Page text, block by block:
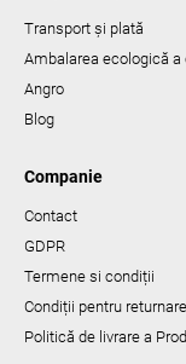
Transport și plată
Ambalarea ecologică a
Angro
Blog
Companie
Contact
GDPR
Termene si condiții
Condiții pentru
Politică de livrare a